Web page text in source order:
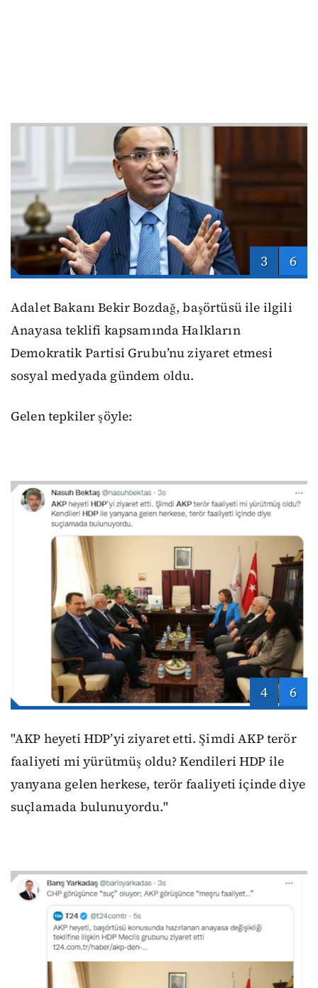
3 6
Adalet Bakanı Bekir Bozdağ, başörtüsü ile ilgili
Anayasa teklifi kapsamında Halkların
Demokratik Partisi Grubu’nu ziyaret etmesi
sosyal medyada gündem oldu.
Gelen tepkiler şöyle:
4 6
"AKP heyeti HDP’yi ziyaret etti. Şimdi AKP terör
faaliyeti mi yürütmüş oldu? Kendileri HDP ile
yanyana gelen herkese, terör faaliyeti içinde diye
suçlamada bulunuyordu."